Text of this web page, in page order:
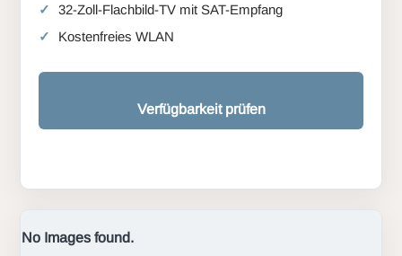
32-Zoll-Flachbild-TV mit SAT-Empfang
Kostenfreies WLAN
Verfügbarkeit prüfen
No Images found.